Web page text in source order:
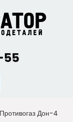
55
Противогаз Дон-4